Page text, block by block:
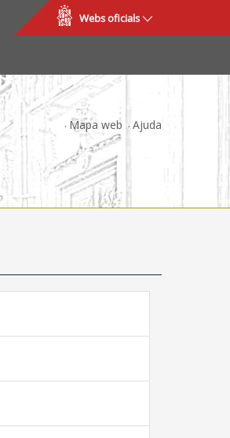
Webs oficials
Mapa web Ajuda